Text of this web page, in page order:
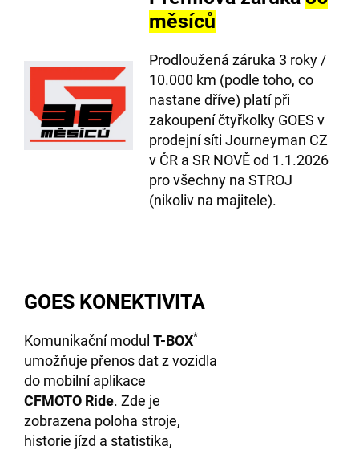
měsíců
Prodloužená záruka 3 roky /
10.000 km (podle toho, co
nastane dříve) platí při
zakoupení čtyřkolky GOES v
prodejní síti Journeyman CZ
v ČR a SR NOVĚ od 1.1.2026
pro všechny na STROJ
(nikoliv na majitele).
GOES KONEKTIVITA
Komunikační modul T-BOX*
umožňuje přenos dat z vozidla
do mobilní aplikace
CFMOTO Ride. Zde je
zobrazena poloha stroje,
historie jízd a statistika,